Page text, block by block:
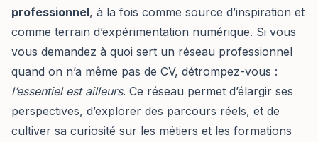
professionnel, à la fois comme source d’inspiration et
comme terrain d’expérimentation numérique. Si vous
vous demandez à quoi sert un réseau professionnel
quand on n’a même pas de CV, détrompez-vous :
l’essentiel est ailleurs. Ce réseau permet d’élargir ses
perspectives, d’explorer des parcours réels, et de
cultiver sa curiosité sur les métiers et les formations